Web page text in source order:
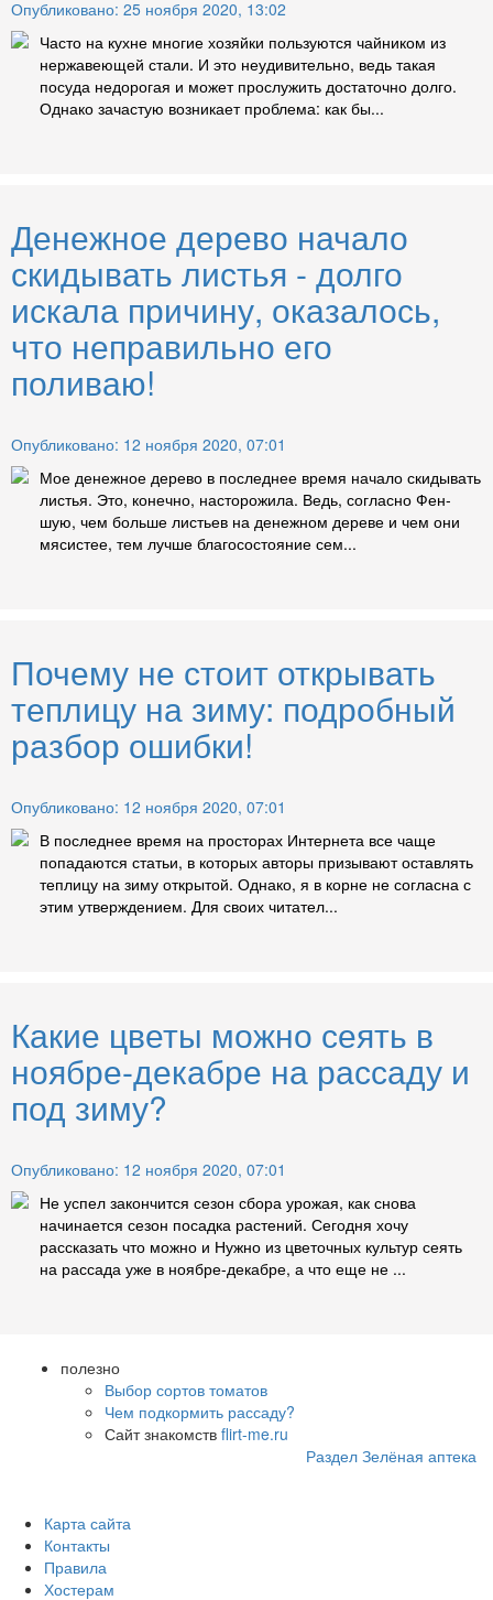
Опубликовано: 25 ноября 2020, 13:02
Часто на кухне многие хозяйки пользуются чайником из
нержавеющей стали. И это неудивительно, ведь такая
посуда недорогая и может прослужить достаточно долго.
Однако зачастую возникает проблема: как бы...
Денежное дерево начало
скидывать листья - долго
искала причину, оказалось,
что неправильно его
поливаю!
Опубликовано: 12 ноября 2020, 07:01
Мое денежное дерево в последнее время начало скидывать
листья. Это, конечно, насторожила. Ведь, согласно Фен-
шую, чем больше листьев на денежном дереве и чем они
мясистее, тем лучше благосостояние сем...
Почему не стоит открывать
теплицу на зиму: подробный
разбор ошибки!
Опубликовано: 12 ноября 2020, 07:01
В последнее время на просторах Интернета все чаще
попадаются статьи, в которых авторы призывают оставлять
теплицу на зиму открытой. Однако, я в корне не согласна с
этим утверждением. Для своих читател...
Какие цветы можно сеять в
ноябре-декабре на рассаду и
под зиму?
Опубликовано: 12 ноября 2020, 07:01
Не успел закончится сезон сбора урожая, как снова
начинается сезон посадка растений. Сегодня хочу
рассказать что можно и Нужно из цветочных культур сеять
на рассада уже в ноябре-декабре, а что еще не ...
полезно
Выбор сортов томатов
Чем подкормить рассаду?
Сайт знакомств flirt-me.ru
Раздел Зелёная аптека
Карта сайта
Контакты
Правила
Хостерам